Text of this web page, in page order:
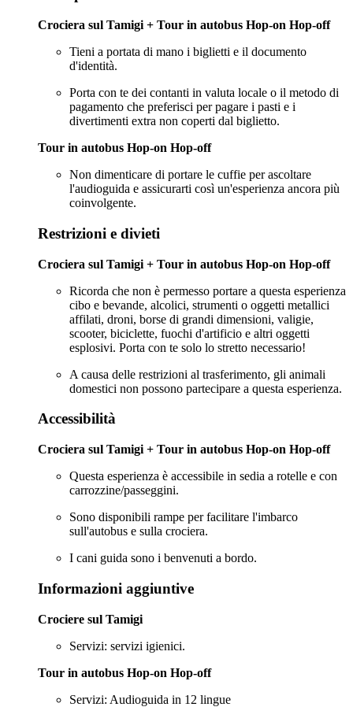
Crociera sul Tamigi + Tour in autobus Hop-on Hop-off
Tieni a portata di mano i biglietti e il documento
d'identità.
Porta con te dei contanti in valuta locale o il metodo di
pagamento che preferisci per pagare i pasti e i
divertimenti extra non coperti dal biglietto.
Tour in autobus Hop-on Hop-off
Non dimenticare di portare le cuffie per ascoltare
l'audioguida e assicurarti così un'esperienza ancora più
coinvolgente.
Restrizioni e divieti
Crociera sul Tamigi + Tour in autobus Hop-on Hop-off
Ricorda che non è permesso portare a questa esperienza
cibo e bevande, alcolici, strumenti o oggetti metallici
affilati, droni, borse di grandi dimensioni, valigie,
scooter, biciclette, fuochi d'artificio e altri oggetti
esplosivi. Porta con te solo lo stretto necessario!
A causa delle restrizioni al trasferimento, gli animali
domestici non possono partecipare a questa esperienza.
Accessibilità
Crociera sul Tamigi + Tour in autobus Hop-on Hop-off
Questa esperienza è accessibile in sedia a rotelle e con
carrozzine/passeggini.
Sono disponibili rampe per facilitare l'imbarco
sull'autobus e sulla crociera.
I cani guida sono i benvenuti a bordo.
Informazioni aggiuntive
Crociere sul Tamigi
Servizi: servizi igienici.
Tour in autobus Hop-on Hop-off
Servizi: Audioguida in 12 lingue